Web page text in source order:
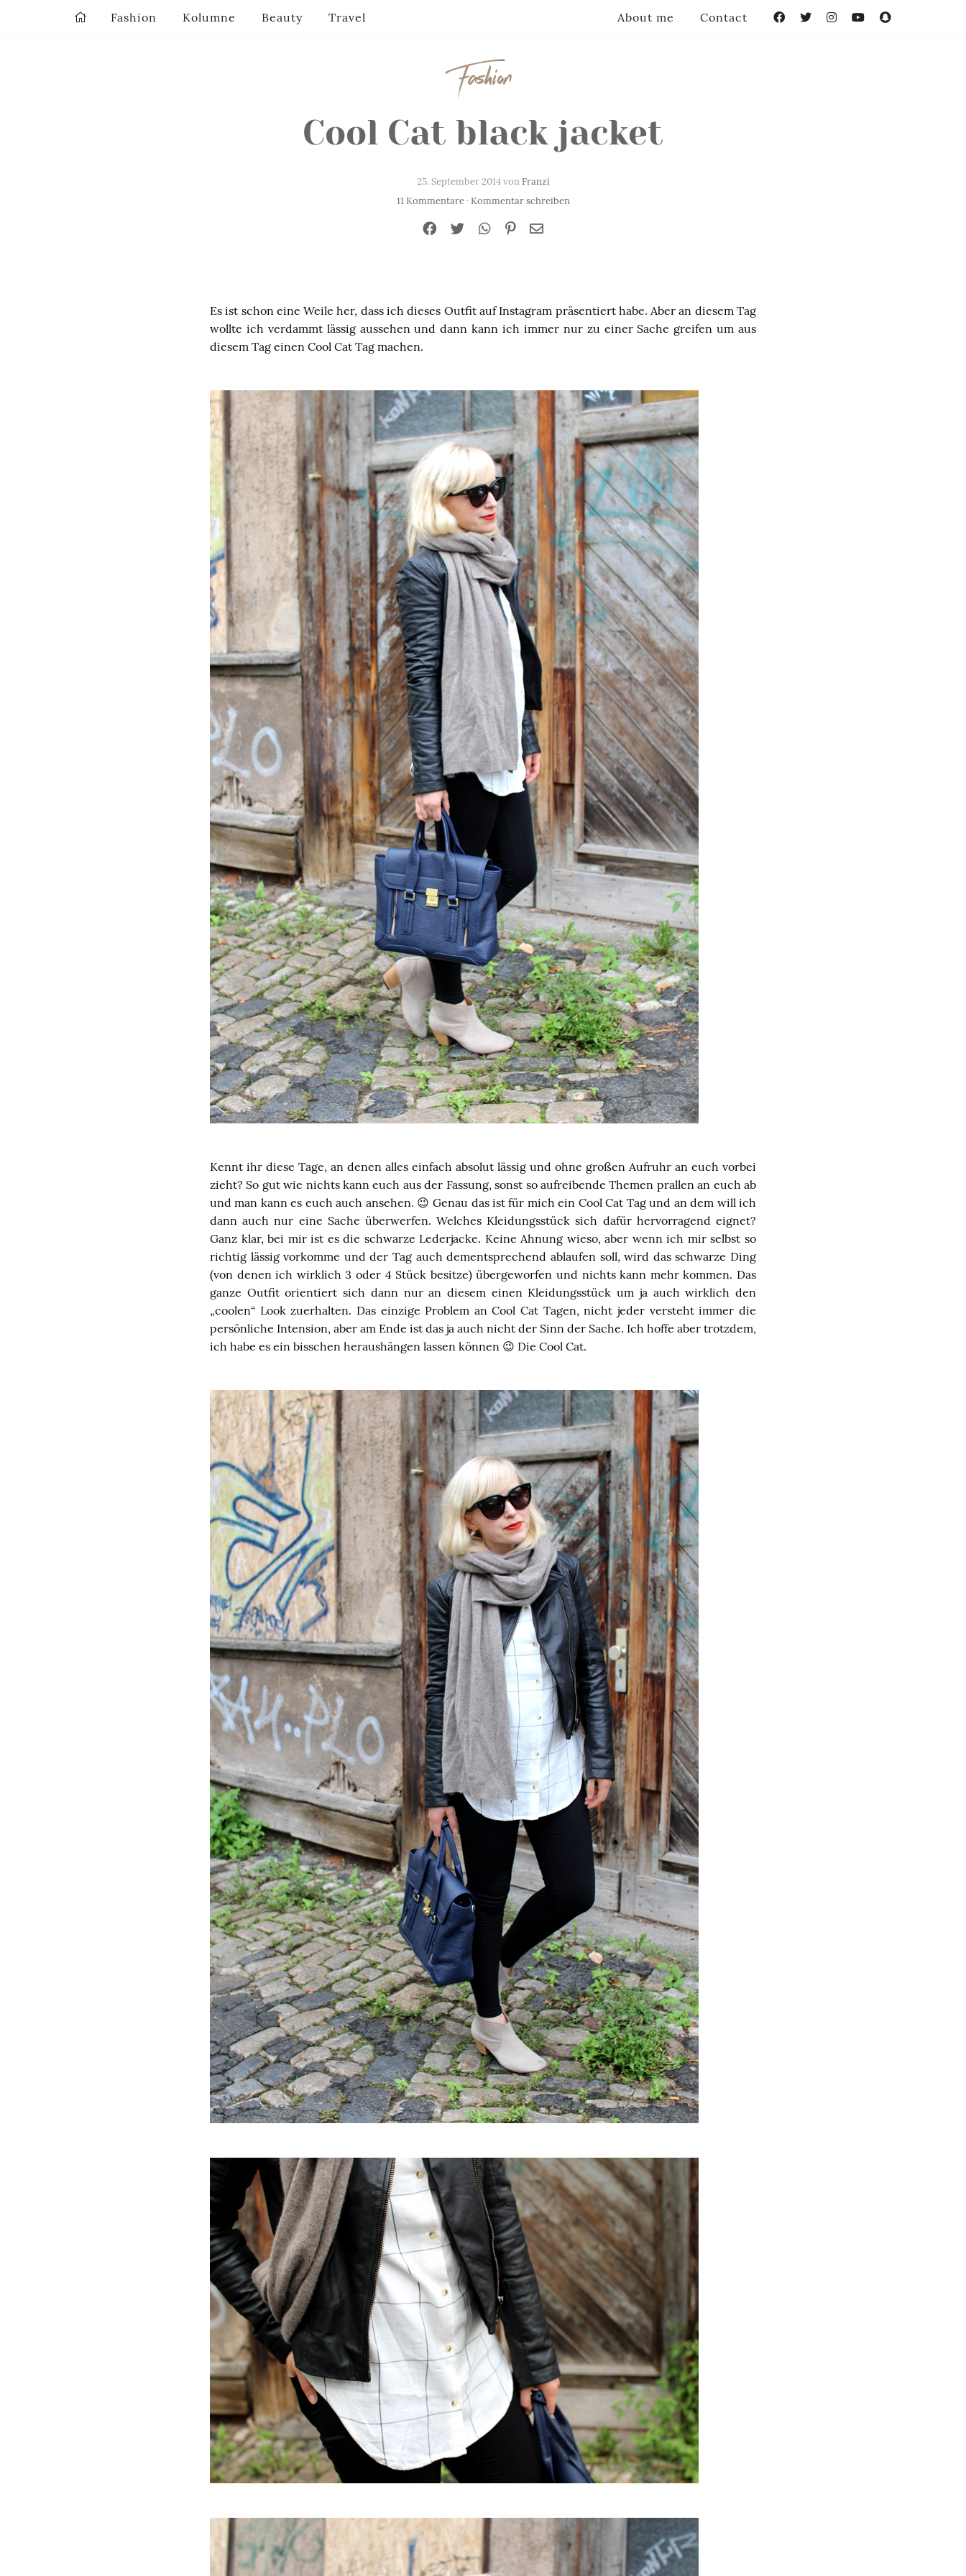
Fashion
Cool Cat black jacket
25. September 2014 vonFranzi
11 Kommentare· Kommentar schreiben
Es ist schon eine Weile her, dass ich dieses Outfit auf Instagram präsentiert habe. Aber an diesem Tag
wollte ich verdammt lässig aussehen und dann kann ich immer nur zu einer Sache greifen um aus
diesem Tag einen Cool Cat Tag machen.
Kennt ihr diese Tage, an denen alles einfach absolut lässig und ohne großen Aufruhr an euch vorbei
zieht? So gut wie nichts kann euch aus der Fassung, sonst so aufreibende Themen prallen an euch ab
und man kann es euch auch ansehen. 😉 Genau das ist für mich ein Cool Cat Tag und an dem will ich
dann auch nur eine Sache überwerfen. Welches Kleidungsstück sich dafür hervorragend eignet?
Ganz klar, bei mir ist es die schwarze Lederjacke. Keine Ahnung wieso, aber wenn ich mir selbst so
richtig lässig vorkomme und der Tag auch dementsprechend ablaufen soll, wird das schwarze Ding
(von denen ich wirklich 3 oder 4 Stück besitze) übergeworfen und nichts kann mehr kommen. Das
ganze Outfit orientiert sich dann nur an diesem einen Kleidungsstück um ja auch wirklich den
„coolen“ Look zuerhalten. Das einzige Problem an Cool Cat Tagen, nicht jeder versteht immer die
persönliche Intension, aber am Ende ist das ja auch nicht der Sinn der Sache. Ich hoffe aber trotzdem,
ich habe es ein bisschen heraushängen lassen können 😉 Die Cool Cat.
Fashion Kolumne Beauty Travel About me Contact FacebookTwitterInstagramYouTube